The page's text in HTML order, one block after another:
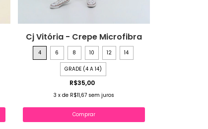
Cj Vitória - Crepe Microfibra
4 6 8 10 12 14
GRADE (4 A 14)
R$35,00
3 x de R$11,67 sem juros
Comprar